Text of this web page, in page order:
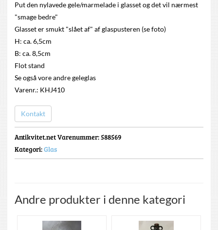
Put den nylavede gele/marmelade i glasset og det vil nærmest
"smage bedre"
Glasset er smukt "slået af" af glaspusteren (se foto)
H: ca. 6,5cm
B: ca. 8,5cm
Flot stand
Se også vore andre geleglas
Varenr.: KHJ410
Kontakt
Antikvitet.net Varenummer: 588569
Kategori:Glas
Andre produkter i denne kategori